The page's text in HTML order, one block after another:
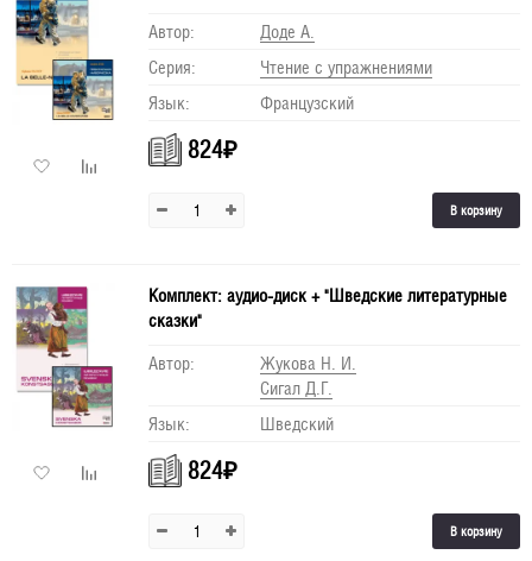
Автор:
Доде А.
Серия:
Чтение с упражнениями
Язык:
Французский
824₽
В корзину
Комплект: аудио-диск + "Шведские литературные
сказки"
Автор:
Жукова Н. И.
Сигал Д.Г.
Язык:
Шведский
824₽
В корзину